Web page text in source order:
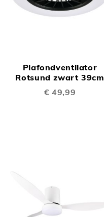
Plafondventilator
Rotsund zwart 39cm
€ 49,99